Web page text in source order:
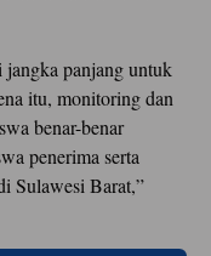
jangka panjang untuk
itu, monitoring dan
benar-benar
penerima serta
Sulawesi Barat,”